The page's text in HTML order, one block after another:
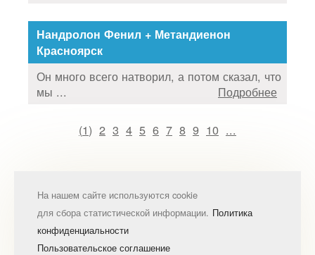
Нандролон Фенил + Метандиенон
Красноярск
Он много всего натворил, а потом сказал, что
мы ...
Подробнее
(1) 2 3 4 5 6 7 8 9 10 ...
На нашем сайте используются cookie
для сбора статистической информации. Политика
конфиденциальности
Пользовательское соглашение